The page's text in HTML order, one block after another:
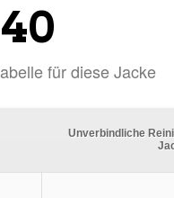
für diese Jacke
Unverbindliche